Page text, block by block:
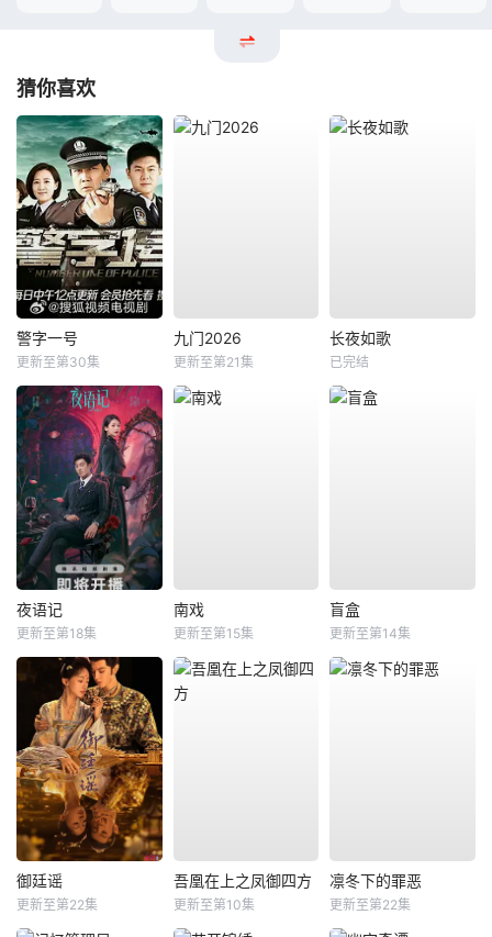
猜你喜欢
警字一号
更新至第30集
九门2026
更新至第21集
长夜如歌
已完结
夜语记
更新至第18集
南戏
更新至第15集
盲盒
更新至第14集
御廷谣
更新至第22集
吾凰在上之凤御四方
更新至第10集
凛冬下的罪恶
更新至第22集